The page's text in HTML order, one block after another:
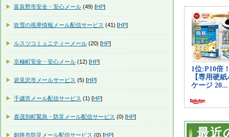
最近
富良野市安全・安心メール (49) [HP]
吹雪の視界情報メール配信サービス (41) [HP]
ルスツコミュニティーメール (20) [HP]
京極町安全・安心メール (12) [HP]
岩見沢市メールサービス (5) [HP]
千歳市メール配信サービス (1) [HP]
喜茂別町緊急・防災メール配信サービス (0) [HP]
釧路市防災メール配信サービス (0) [HP]